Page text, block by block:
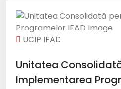
UCIP IFAD
Unitatea
Implementarea